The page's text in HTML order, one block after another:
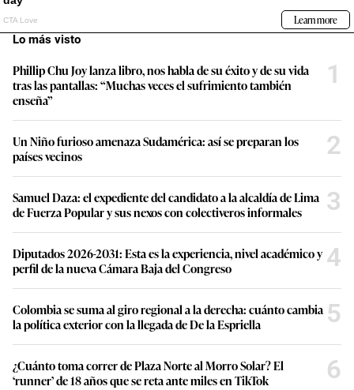
Lo más visto
Phillip Chu Joy lanza libro, nos habla de su éxito y de su vida
tras las pantallas: “Muchas veces el sufrimiento también
enseña”
1
Un Niño furioso amenaza Sudamérica: así se preparan los
países vecinos
2
Samuel Daza: el expediente del candidato a la alcaldía de Lima
de Fuerza Popular y sus nexos con colectiveros informales
3
Diputados 2026-2031: Esta es la experiencia, nivel académico y
perfil de la nueva Cámara Baja del Congreso
4
Colombia se suma al giro regional a la derecha: cuánto cambia
la política exterior con la llegada de De la Espriella
5
¿Cuánto toma correr de Plaza Norte al Morro Solar? El
‘runner’ de 18 años que se reta ante miles en TikTok
6